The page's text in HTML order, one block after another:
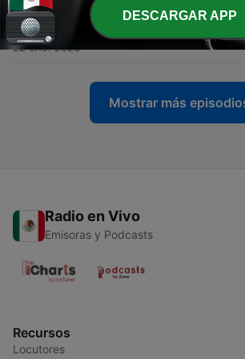
71 - Mmm Mmm Mmm Mmm by Crash
22 ene. 2023
Mostrar más
Radio en Vivo
Emisoras y Podcasts
Recursos
Locutores
DESCARGAR APP